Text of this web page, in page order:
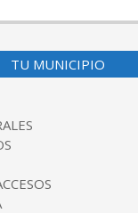
TU MUNICIPIO